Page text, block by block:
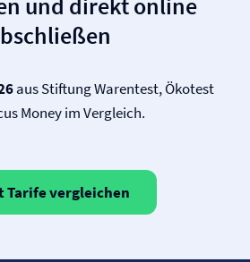
aus Stiftung Warentest, Ökotest
Money im Vergleich.
Tarife vergleichen